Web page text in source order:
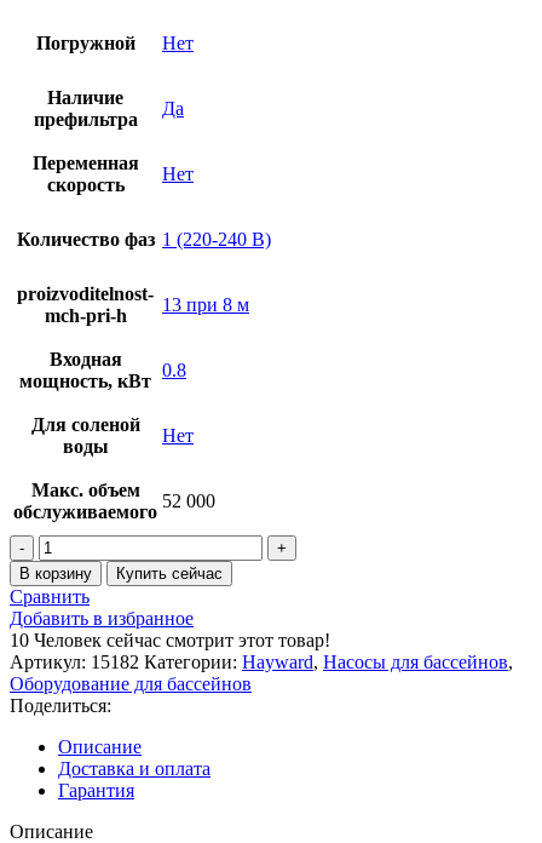
Погружной Нет
Наличие
префильтра
Да
Переменная
скорость
Нет
Количество фаз 1 (220-240 В)
proizvoditelnost-
mch-pri-h
13 при 8 м
Входная
мощность, кВт
0.8
Для соленой
воды
Нет
Макс. объем
обслуживаемого
52 000
Количество
товара
Насос
Hayward
PL
81005
(220V,
пф,
13m3/h*8m,
0,75kW,
0,75HP)
В корзину Купить сейчас
Сравнить
Добавить в избранное
10 Человек сейчас смотрит этот товар!
Артикул: 15182 Категории: Hayward, Насосы для бассейнов,
Оборудование для бассейнов
Поделиться:
Описание
Доставка и оплата
Гарантия
Описание